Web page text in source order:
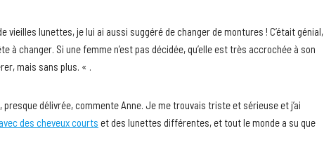
vieilles lunettes, je lui ai aussi suggéré de changer de montures ! C’était génial,
à changer. Si une femme n’est pas décidée, qu’elle est très accrochée à son
mais sans plus. « .
délivrée, commente Anne. Je me trouvais triste et sérieuse et j’ai
des cheveux courts et des lunettes différentes, et tout le monde a su que